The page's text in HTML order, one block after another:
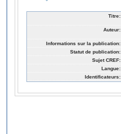
Titre:
Auteur:
Informations sur la publication:
Statut de publication:
Sujet CREF:
Langue:
Identificateurs: